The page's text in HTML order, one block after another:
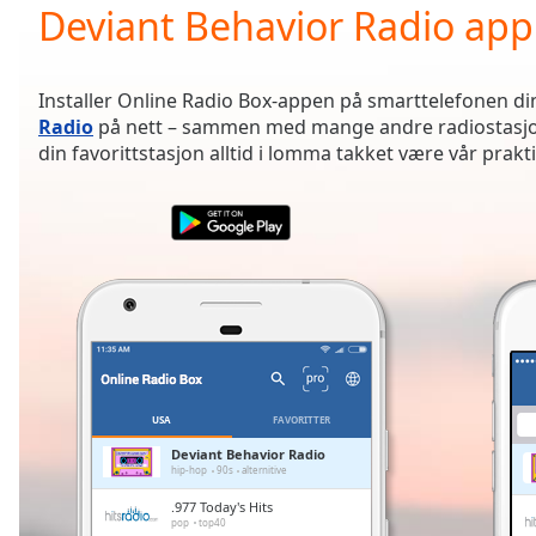
Current
Time0:00
Duration-:-
Loaded:
0.00%
Remaining
Deviant Behavior Radio app
Installer Online Radio Box-appen på smarttelefonen
Radio på nett – sammen med mange andre
din favorittstasjon alltid i lomma takket være vår
USA FAVORITTER
Deviant Behavior Radio
hip-hop 90s alternitive
.977 Today's Hits
pop top40